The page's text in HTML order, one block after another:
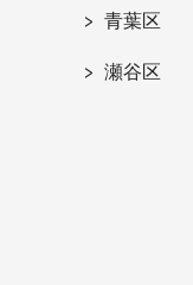
青葉区
瀬谷区